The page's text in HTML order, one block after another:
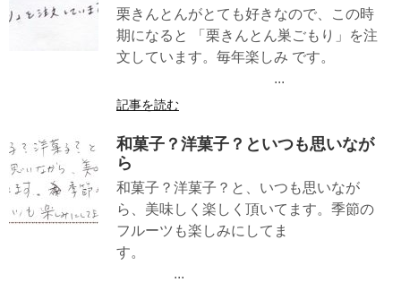
栗きんとんがとても好きなので、この時
期になると 「栗きんとん巣ごもり」を注
文しています。毎年楽しみ です。
...
記事を読む
和菓子？洋菓子？といつも思いなが
ら
和菓子？洋菓子？と、いつも思いなが
ら、美味しく楽しく頂いてます。季節の
フルーツも楽しみにしてま
す。
...